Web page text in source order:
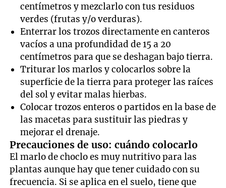
centímetros y mezclarlo con tus residuos
verdes (frutas y/o verduras).
Enterrar los trozos directamente en canteros
vacíos a una profundidad de 15 a 20
centímetros para que se deshagan bajo tierra.
Triturar los marlos y colocarlos sobre la
superficie de la tierra para proteger las raíces
del sol y evitar malas hierbas.
Colocar trozos enteros o partidos en la base de
las macetas para sustituir las piedras y
mejorar el drenaje.
Precauciones de uso: cuándo colocarlo
El marlo de choclo es muy nutritivo para las
plantas aunque hay que tener cuidado con su
frecuencia. Si se aplica en el suelo, tiene que